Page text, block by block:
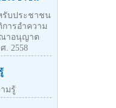
รับประชาชน
ารอำความ
าอนุญาต
. 2558
มรู้